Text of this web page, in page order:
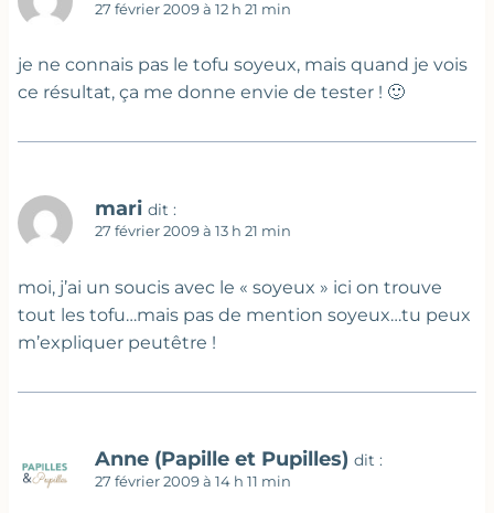
27 février 2009 à 12 h 21 min
je ne connais pas le tofu soyeux, mais quand je vois
ce résultat, ça me donne envie de tester ! 🙂
mari dit :
27 février 2009 à 13 h 21 min
moi, j’ai un soucis avec le « soyeux » ici on trouve
tout les tofu…mais pas de mention soyeux…tu peux
m’expliquer peutêtre !
Anne (Papille et Pupilles) dit :
27 février 2009 à 14 h 11 min